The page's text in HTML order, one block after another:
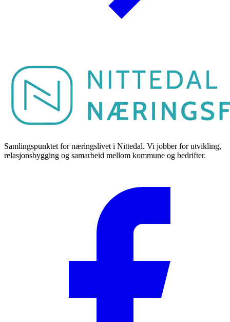
Samlingspunktet for næringslivet i Nittedal. Vi jobber for utvikling,
relasjonsbygging og samarbeid mellom kommune og bedrifter.